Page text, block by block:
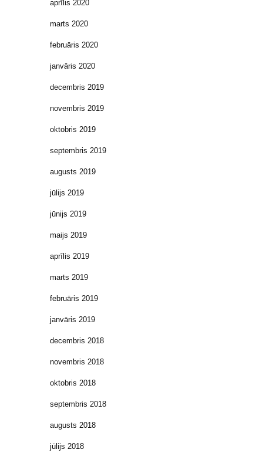
aprīlis 2020
marts 2020
februāris 2020
janvāris 2020
decembris 2019
novembris 2019
oktobris 2019
septembris 2019
augusts 2019
jūlijs 2019
jūnijs 2019
maijs 2019
aprīlis 2019
marts 2019
februāris 2019
janvāris 2019
decembris 2018
novembris 2018
oktobris 2018
septembris 2018
augusts 2018
jūlijs 2018